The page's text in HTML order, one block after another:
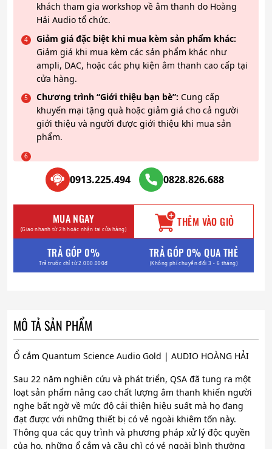
khách tham gia workshop về âm thanh do Hoàng
Hải Audio tổ chức.
Giảm giá đặc biệt khi mua kèm sản phẩm khác:
Giảm giá khi mua kèm các sản phẩm khác như
ampli, DAC, hoặc các phụ kiện âm thanh cao cấp tại
cửa hàng.
Chương trình “Giới thiệu bạn bè”: Cung cấp
khuyến mại tặng quà hoặc giảm giá cho cả người
giới thiệu và người được giới thiệu khi mua sản
phẩm.
0913.225.494 0828.826.688
MUA NGAY
(Giao nhanh từ 2h hoặc nhận tại cửa hàng) THÊM VÀO GIỎ
TRẢ GÓP 0%
Trả trước chỉ từ 2.000.000đ
TRẢ GÓP 0% QUA THẺ
(Không phí chuyển đổi 3 - 6 tháng)
MÔ TẢ SẢN PHẨM
Ổ cắm Quantum Science Audio Gold | AUDIO HOÀNG HẢI
Sau 22 năm nghiên cứu và phát triển, QSA đã tung ra một
loạt sản phẩm nâng cao chất lượng âm thanh khiến người
nghe bất ngờ về mức độ cải thiện hiệu suất mà họ đang
đạt được với những thiết bị có vẻ ngoài khiêm tốn này.
Thông qua các quy trình và phương pháp xử lý độc quyền
của họ, những ổ cắm và cầu chì có vẻ ngoài bình thường